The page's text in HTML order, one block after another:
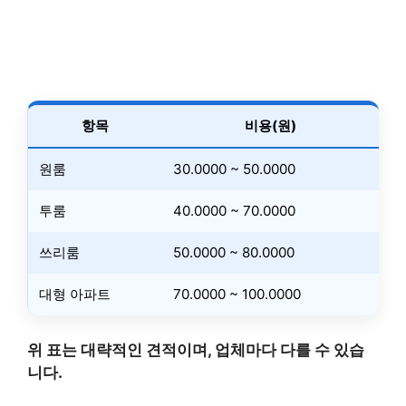
항목 비용(원)
원룸 30.0000 ~ 50.0000
투룸 40.0000 ~ 70.0000
쓰리룸 50.0000 ~ 80.0000
대형 아파트 70.0000 ~ 100.0000
위 표는 대략적인 견적이며, 업체마다 다를 수 있습
니다.